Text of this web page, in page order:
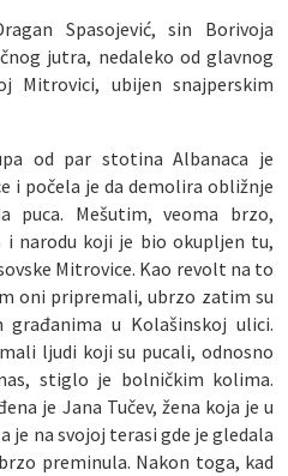
Spasojević, sin Borivoja
jutra, nedaleko od glavnog
Mitrovici, ubijen snajperskim
od par stotina Albanaca je
i počela je da demolira obližnje
puca. Mešutim, veoma brzo,
i narodu koji je bio okupljen tu,
Mitrovice. Kao revolt na to
oni pripremali, ubrzo zatim su
u Kolašinskoj ulici.
ljudi koji su pucali, odnosno
stiglo je bolničkim kolima.
je Jana Tučev, žena koja je u
na svojoj terasi gde je gledala
preminula. Nakon toga, kad